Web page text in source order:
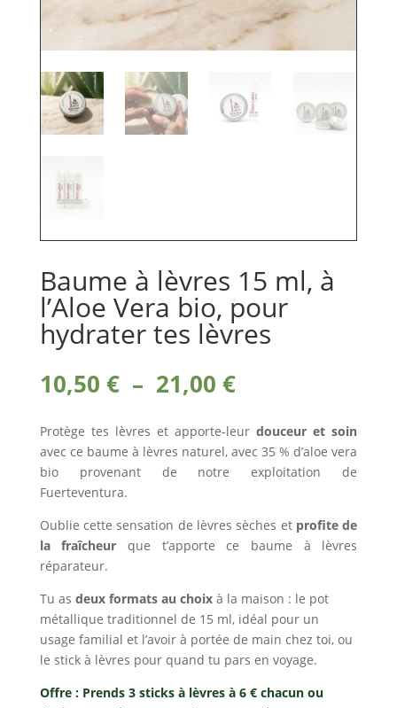
Baume à lèvres 15 ml, à
l’Aloe Vera bio, pour
hydrater tes lèvres
10,50 € – 21,00 €Plage
de
prix :
10,50 €
à
21,00 €
Protège tes lèvres et apporte-leurdouceur et soin
avec ce baume à lèvres naturel, avec 35 % d’aloe vera
bio provenant de notre exploitation de
Fuerteventura.
Oublie cette sensation de lèvres sèches et profite de
la fraîcheur que t’apporte ce baume à lèvres
réparateur.
Tu as deux formats au choixà la maison : le pot
métallique traditionnel de 15 ml, idéal pour un
usage familial et l’avoir à portée de main chez toi, ou
le stick à lèvres pour quand tu pars en voyage.
Offre : Prends 3 sticks à lèvres à 6 € chacun ou